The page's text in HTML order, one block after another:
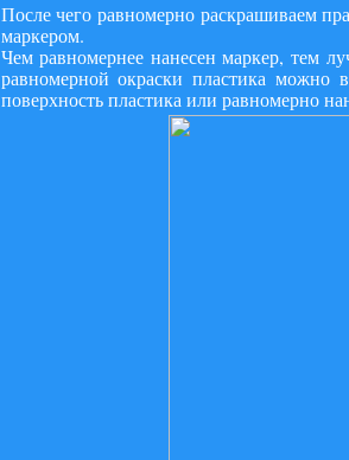
После чего равномерно раскрашиваем
маркером.
Чем равномернее нанесен маркер, тем
равномерной окраски пластика можно
поверхность пластика или равномерно